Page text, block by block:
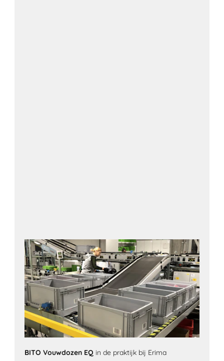
BITO Vouwdozen EQ in de praktijk bij Erima